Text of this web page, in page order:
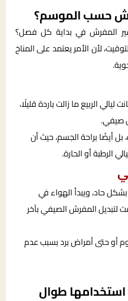
حسب الموسم؟
المفرش في بداية كل فصل؟
لأن الأمر يعتمد على المناخ
ليالي الربيع ما زالت باردة قليلًا،
صيفي.
بل أيضًا براحة الجسم، حيث أن
الرطبة أو الحارة.
بشكل حاد، ويبدأ الهواء في
لتبديل المفرش الصيفي بآخر
أو حتى أمراض برد بسبب عدم
طوال